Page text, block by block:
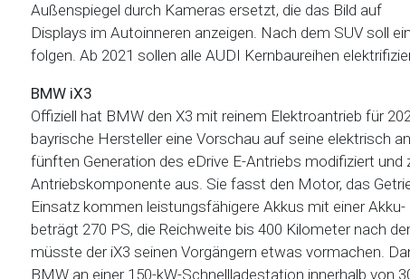
Außenspiegel durch Kameras ersetzt, die das Bild auf
Displays im Autoinneren anzeigen. Nach dem SUV soll
folgen. Ab 2021 sollen alle AUDI Kernbaureihen
BMW iX3
Offiziell hat BMW den X3 mit reinem Elektroantrieb für
bayrische Hersteller eine Vorschau auf seine elektrisch
fünften Generation des eDrive E-Antriebs modifiziert
Antriebskomponente aus. Sie fasst den Motor, das
Einsatz kommen leistungsfähigere Akkus mit einer
beträgt 270 PS, die Reichweite bis 400 Kilometer nach
müsste der iX3 seinen Vorgängern etwas vormachen.
BMW an einer 150-kW-Schnellladestation innerhalb von